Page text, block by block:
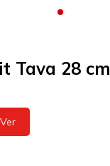
Tava 28 cm